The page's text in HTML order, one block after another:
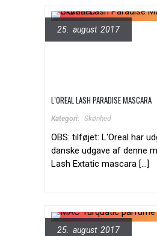
25. august 2017
L’OREAL LASH PARADISE MASCARA
Kategori: Skønhed
OBS: tilføjet: L'Oreal har
danske udgave af denne
Lash Extatic mascara [...]
25. august 2017